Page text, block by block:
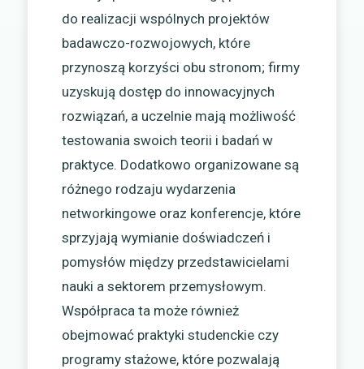
do realizacji wspólnych projektów
badawczo-rozwojowych, które
przynoszą korzyści obu stronom; firmy
uzyskują dostęp do innowacyjnych
rozwiązań, a uczelnie mają możliwość
testowania swoich teorii i badań w
praktyce. Dodatkowo organizowane są
różnego rodzaju wydarzenia
networkingowe oraz konferencje, które
sprzyjają wymianie doświadczeń i
pomysłów między przedstawicielami
nauki a sektorem przemysłowym.
Współpraca ta może również
obejmować praktyki studenckie czy
programy stażowe, które pozwalają